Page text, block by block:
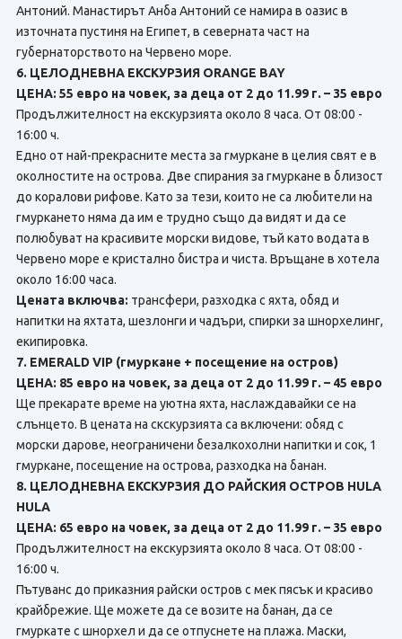
Антоний. Манастирът Анба Антоний се намира в оазис в
източната пустиня на Египет, в северната част на
губернаторството на Червено море.
6. ЦЕЛОДНЕВНА ЕКСКУРЗИЯ ORANGE BAY
ЦЕНА: 55 евро на човек, за деца от 2 до 11.99 г. – 35 евро
Продължителност на екскурзията около 8 часа. От 08:00 -
16:00 ч.
Едно от най-прекрасните места за гмуркане в целия свят е в
околностите на острова. Две спирания за гмуркане в близост
до коралови рифове. Като за тези, които не са любители на
гмуркането няма да им е трудно също да видят и да се
полюбуват на красивите морски видове, тъй като водата в
Червено море е кристално бистра и чиста. Връщане в хотела
около 16:00 часа.
Цената включва: трансфери, разходка с яхта, обяд и
напитки на яхтата, шезлонги и чадъри, спирки за шнорхелинг,
екипировка.
7. EMERALD VIP (гмуркане + посещение на остров)
ЦЕНА: 85 евро на човек, за деца от 2 до 11.99 г. – 45 евро
Ще прекарате време на уютна яхта, наслаждавайки се на
слънцето. В цената на скскурзията сa включени: обяд с
морски дарове, неограничени безалкохолни напитки и сок, 1
гмуркане, посещение на острова, разходка на банан.
8. ЦЕЛОДНЕВНА ЕКСКУРЗИЯ ДО РАЙСКИЯ ОСТРОВ HULA
HULA
ЦЕНА: 65 евро на човек, за деца от 2 до 11.99 г. – 35 евро
Продължителност на екскурзията около 8 часа. От 08:00 -
16:00 ч.
Пътуванс до приказния райски остров с мек пясък и красиво
крайбрежие. Ще можете да ce возите на банан, да ce
гмуркате с шнорхел и да ce отпуснете нa плажа. Маски,